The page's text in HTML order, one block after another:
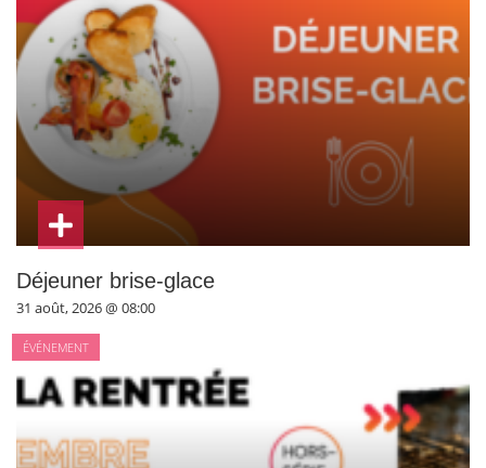
Déjeuner brise-glace
31 août, 2026 @ 08:00
ÉVÉNEMENT